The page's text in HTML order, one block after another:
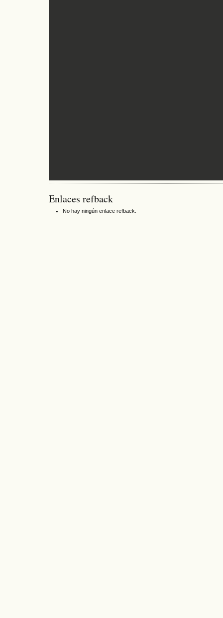
Enlaces refback
No hay ningún enlace refback.